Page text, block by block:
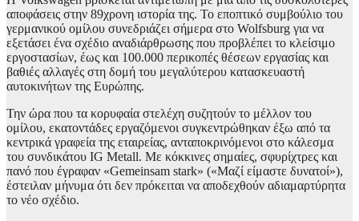
αποφάσεις στην 89χρονη ιστορία της. Το εποπτικό συμβούλιο του
γερμανικού ομίλου συνεδριάζει σήμερα στο Wolfsburg για να
εξετάσει ένα σχέδιο αναδιάρθρωσης που προβλέπει το κλείσιμο
εργοστασίων, έως και 100.000 περικοπές θέσεων εργασίας και
βαθιές αλλαγές στη δομή του μεγαλύτερου κατασκευαστή
αυτοκινήτων της Ευρώπης.
Την ώρα που τα κορυφαία στελέχη συζητούν το μέλλον του
ομίλου, εκατοντάδες εργαζόμενοι συγκεντρώθηκαν έξω από τα
κεντρικά γραφεία της εταιρείας, ανταποκρινόμενοι στο κάλεσμα
του συνδικάτου IG Metall. Με κόκκινες σημαίες, σφυρίχτρες και
πανό που έγραφαν «Gemeinsam stark» («Μαζί είμαστε δυνατοί»),
έστειλαν μήνυμα ότι δεν πρόκειται να αποδεχθούν αδιαμαρτύρητα
το νέο σχέδιο.